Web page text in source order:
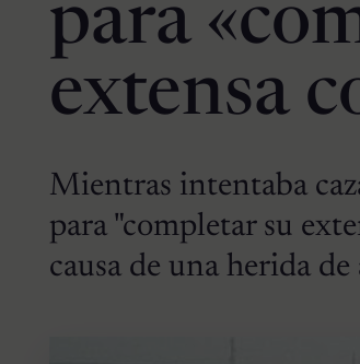
para
extensa
Mientras intentaba
para "completar su
causa de una herida